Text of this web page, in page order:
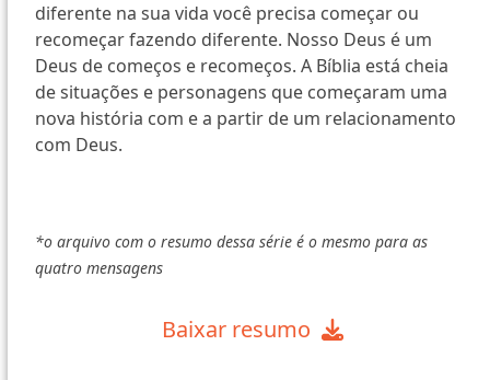
diferente na sua vida você precisa começar ou
recomeçar fazendo diferente. Nosso Deus é um
Deus de começos e recomeços. A Bíblia está cheia
de situações e personagens que começaram uma
nova história com e a partir de um relacionamento
com Deus.
*o arquivo com o resumo dessa série é o mesmo para as
quatro mensagens
Baixar resumo